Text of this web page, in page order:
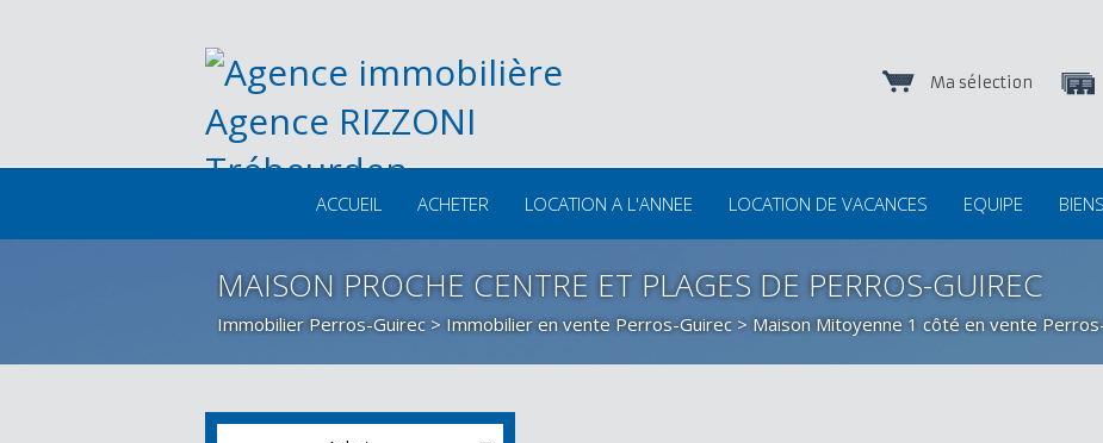
Ma sélection
ACCUEIL ACHETER LOCATION A L'ANNEE LOCATION DE VACANCES EQUIPE
MAISON PROCHE CENTRE ET PLAGES DE PERROS-GUIREC
Immobilier Perros-Guirec > Immobilier en vente Perros-Guirec > Maison Mitoyenne 1 côté en vente